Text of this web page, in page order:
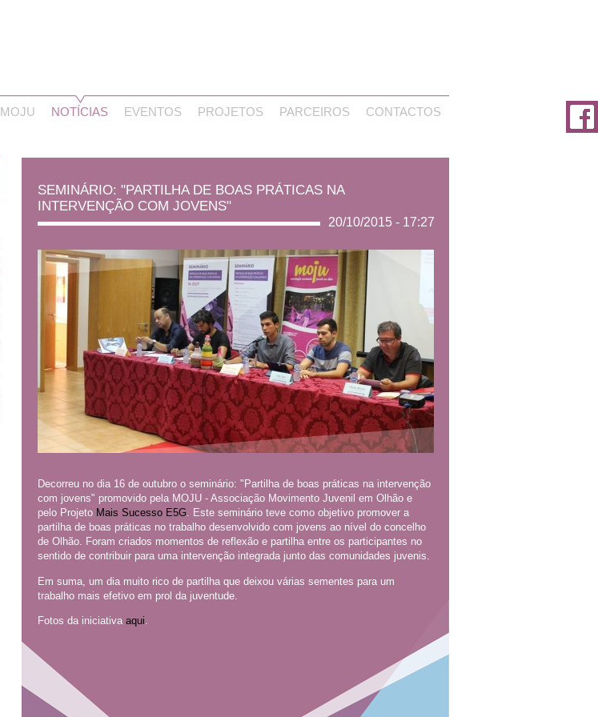
MOJU NOTÍCIAS EVENTOS PROJETOS PARCEIROS CONTACTOS
SEMINÁRIO: "PARTILHA DE BOAS PRÁTICAS NA
INTERVENÇÃO COM JOVENS"
20/10/2015 - 17:27
Decorreu no dia 16 de outubro o seminário: "Partilha de boas práticas na intervenção
com jovens" promovido pela MOJU - Associação Movimento Juvenil em Olhão e
pelo Projeto Mais Sucesso E5G. Este seminário teve como objetivo promover a
partilha de boas práticas no trabalho desenvolvido com jovens ao nível do concelho
de Olhão. Foram criados momentos de reflexão e partilha entre os participantes no
sentido de contribuir para uma intervenção integrada junto das comunidades juvenis.
Em suma, um dia muito rico de partilha que deixou várias sementes para um
trabalho mais efetivo em prol da juventude.
Fotos da iniciativa aqui